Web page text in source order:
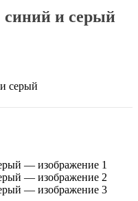
и серый
серый